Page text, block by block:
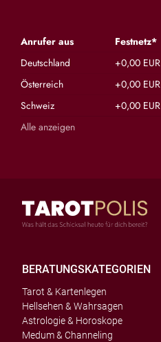
Anrufer aus Festnetz*
Deutschland
+0,00 EUR
Österreich
+0,00 EUR
Schweiz
+0,00 EUR
Alle anzeigen
BERATUNGSKATEGORIEN
Tarot & Kartenlegen
Hellsehen & Wahrsagen
Astrologie & Horoskope
Medum & Channeling